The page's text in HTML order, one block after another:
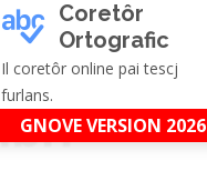
Coretôr
Ortografic
Il coretôr online pai tescj
furlans.
GNOVE VERSION 2026